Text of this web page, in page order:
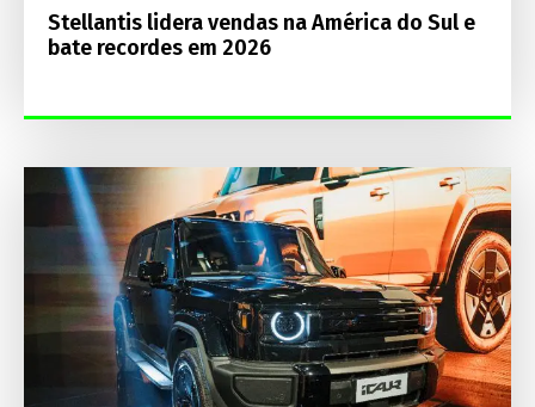
Stellantis lidera vendas na América do Sul e
bate recordes em 2026